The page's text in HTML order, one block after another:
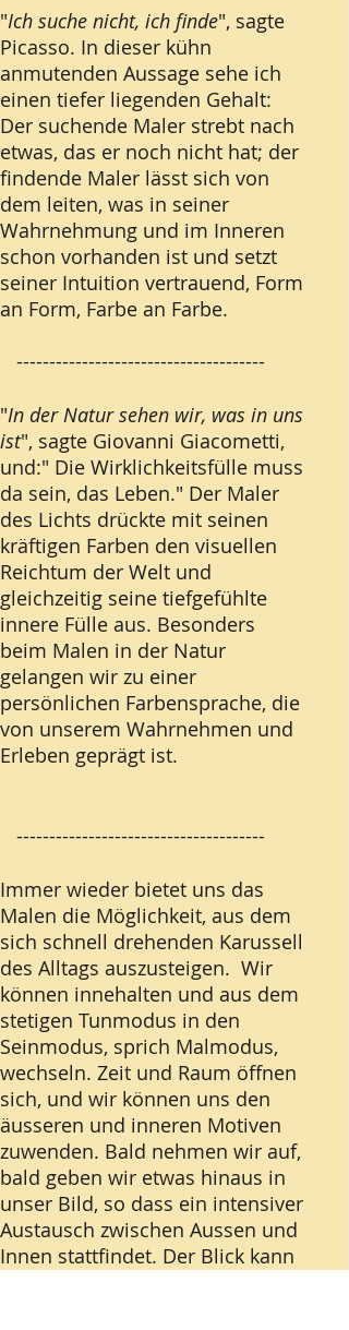
"Ich suche nicht, ich finde", sagte
Picasso. In dieser kühn
anmutenden Aussage sehe ich
einen tiefer liegenden Gehalt:
Der suchende Maler strebt nach
etwas, das er noch nicht hat; der
findende Maler lässt sich von
dem leiten, was in seiner
Wahrnehmung und im Inneren
schon vorhanden ist und setzt
seiner Intuition vertrauend, Form
an Form, Farbe an Farbe.
--------------------------------------
"In der Natur sehen wir, was in uns
ist", sagte Giovanni Giacometti,
und:" Die Wirklichkeitsfülle muss
da sein, das Leben." Der Maler
des Lichts drückte mit seinen
kräftigen Farben den visuellen
Reichtum der Welt und
gleichzeitig seine tiefgefühlte
innere Fülle aus. Besonders
beim Malen in der Natur
gelangen wir zu einer
persönlichen Farbensprache, die
von unserem Wahrnehmen und
Erleben geprägt ist.
--------------------------------------
Immer wieder bietet uns das
Malen die Möglichkeit, aus dem
sich schnell drehenden Karussell
des Alltags auszusteigen. Wir
können innehalten und aus dem
stetigen Tunmodus in den
Seinmodus, sprich Malmodus,
wechseln. Zeit und Raum öffnen
sich, und wir können uns den
äusseren und inneren Motiven
zuwenden. Bald nehmen wir auf,
bald geben wir etwas hinaus in
unser Bild, so dass ein intensiver
Austausch zwischen Aussen und
Innen stattfindet. Der Blick kann